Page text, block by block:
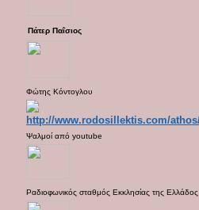
Πάτερ Παΐσιος
Φώτης Κόντογλου
Ψαλμοί από youtube
Ραδιοφωνικός σταθμός Εκκλησίας της Ελλάδος